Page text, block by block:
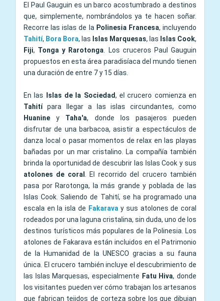
El Paul Gauguin es un barco acostumbrado a destinos
que, simplemente, nombrándolos ya te hacen soñar.
Recorre las islas de la Polinesia Francesa, incluyendo
Tahití, Bora Bora, las Islas Marquesas, las Islas Cook,
Fiji, Tonga y Rarotonga . Los cruceros Paul Gauguin
propuestos en esta área paradisíaca del mundo tienen
una duración de entre 7 y 15 días.
En las Islas de la Sociedad, el crucero comienza en
Tahitípara llegar a las islas circundantes, como
Huanine y Taha'a, donde los pasajeros pueden
disfrutar de una barbacoa, asistir a espectáculos de
danza local o pasar momentos de relax en las playas
bañadas por un mar cristalino. La compañía también
brinda la oportunidad de descubrir las Islas Cook y sus
atolones de coral
. El recorrido del crucero también
pasa por Rarotonga, la más grande y poblada de las
Islas Cook. Saliendo de Tahití, se ha programado una
escala en la isla de Fakarava y sus atolones de coral
rodeados por una laguna cristalina, sin duda, uno de los
destinos turísticos más populares de la Polinesia. Los
atolones de Fakarava están incluidos en el Patrimonio
de la Humanidad de la UNESCO gracias a su fauna
única. El crucero también incluye el descubrimiento de
las Islas Marquesas, especialmente Fatu Hiva, donde
los visitantes pueden ver cómo trabajan los artesanos
que fabrican tejidos de corteza sobre los que dibujan